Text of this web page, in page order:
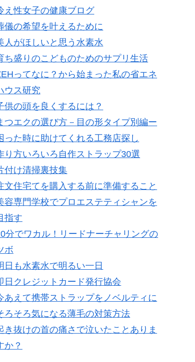
え性女子の健康ブログ
儀の希望を叶えるために
人がほしいと思う水素水
ち盛りのこどものためのサプリ生活
ってなに？から始まった私の省エネ
ウス研究
供の頭を良くするには？
つエクの選び方－目の形タイプ別編ー
った時に助けてくれる工務店探し
り方いろいろ自作ストラップ30選
付け清掃裏技集
文住宅てを購入する前に準備すること
容専門学校でプロエステティシャンを
指す
分でワカル！リードナーチャリングの
ボ
日も水素水で明るい一日
日クレジットカード発行協会
あえて携帯ストラップをノベルティに
ろそろ気になる薄毛の対策方法
き抜けの首の痛さで泣いたことありま
か？